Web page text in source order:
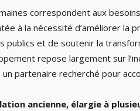
correspondent aux
à la nécessité d’améliorer la
publics et de soutenir la
repose largement sur
un partenaire recherché pour
ancienne, élargie à